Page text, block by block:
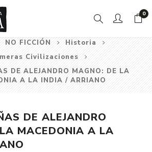
0
NO FICCIÓN
Historia
Civilizaciones
DE ALEJANDRO MAGNO: DE LA
A LA INDIA / ARRIANO
DE ALEJANDRO
MACEDONIA A LA